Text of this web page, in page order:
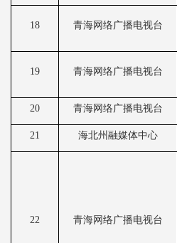
18 青海网络广播电视台
19 青海网络广播电视台
20 青海网络广播电视台
21 海北州融媒体中心
22 青海网络广播电视台